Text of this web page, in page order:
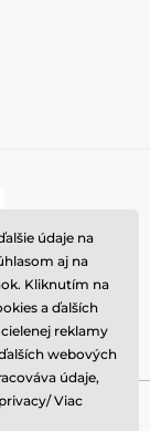
Píšť, Česká
údaje na
aj na
Kliknutím na
a ďalších
reklamy
webových
údaje,
Viac